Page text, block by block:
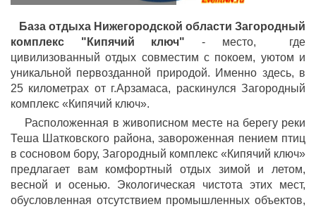
База отдыха Нижегородской области Загородный
комплекс "Кипячий ключ" - место, где
цивилизованный отдых совместим с покоем, уютом и
уникальной первозданной природой. Именно здесь, в
25 километрах от г.Арзамаса, раскинулся Загородный
комплекс «Кипячий ключ».
Расположенная в живописном месте на берегу реки
Теша Шатковского района, завороженная пением птиц
в сосновом бору, Загородный комплекс «Кипячий ключ»
предлагает вам комфортный отдых зимой и летом,
весной и осенью. Экологическая чистота этих мест,
обусловленная отсутствием промышленных объектов,